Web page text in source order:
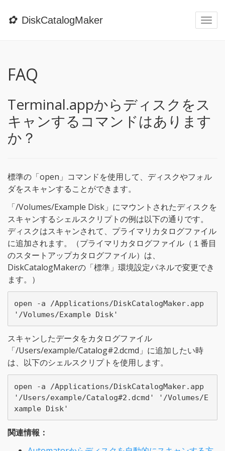
✿ DiskCatalogMaker
FAQ
Terminal.appからディスクをス
キャンするコマンドはあります
か？
標準の「open」コマンドを使用して、ディスクやフォル
ダをスキャンすることができます。
「/Volumes/Example Disk」にマウントされたディスクを
スキャンするシェルスクリプトの例は以下の通りです。
ディスクはスキャンされて、プライマリカタログファイル
に追加されます。（プライマリカタログファイル（１番目
のスタートアップカタログファイル）は、
DiskCatalogMakerの「標準」環境設定パネルで変更でき
ます。）
open -a /Applications/DiskCatalogMaker.app
スキャンしたデータをカタログファイル
「/Users/example/Catalog#2.dcmd」に追加したい時
は、以下のシェルスクリプトを使用します。
open -a /Applications/DiskCatalogMaker.app
'/Users/example/Catalog#2.dcmd' '/Volumes/E
関連情報：